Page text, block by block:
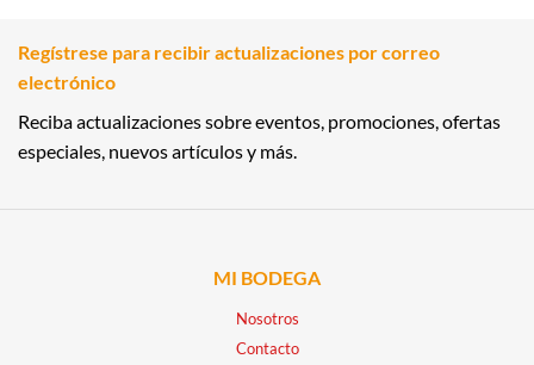
Regístrese para recibir actualizaciones por correo
electrónico
Reciba actualizaciones sobre eventos, promociones, ofertas
especiales, nuevos artículos y más.
MI BODEGA
Nosotros
Contacto